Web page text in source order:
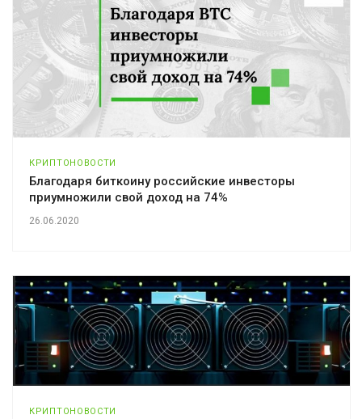
КРИПТОНОВОСТИ
Благодаря биткоину российские инвесторы
приумножили свой доход на 74%
26.06.2020
КРИПТОНОВОСТИ